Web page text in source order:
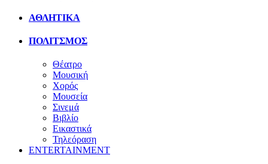
ΑΘΛΗΤΙΚΑ
ΠΟΛΙΤΣΜΟΣ
Θέατρο
Μουσική
Χορός
Μουσεία
Σινεμά
Βιβλίο
Εικαστικά
Τηλεόραση
ENTERTAINMENT